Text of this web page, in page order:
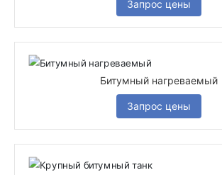
Запрос цены
Битумный нагреваемый
Запрос цены